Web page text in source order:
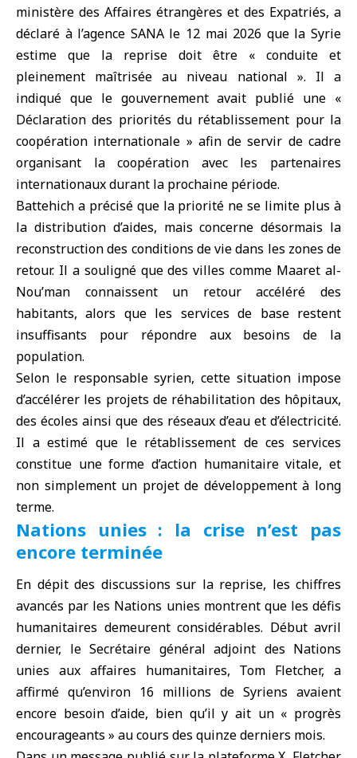
ministère des Affaires étrangères et des Expatriés, a
déclaré à l’agence SANA le 12 mai 2026 que la Syrie
estime que la reprise doit être « conduite et
pleinement maîtrisée au niveau national ». Il a
indiqué que le gouvernement avait publié une «
Déclaration des priorités du rétablissement pour la
coopération internationale » afin de servir de cadre
organisant la coopération avec les partenaires
internationaux durant la prochaine période.
Battehich a précisé que la priorité ne se limite plus à
la distribution d’aides, mais concerne désormais la
reconstruction des conditions de vie dans les zones de
retour. Il a souligné que des villes comme Maaret al-
Nou’man connaissent un retour accéléré des
habitants, alors que les services de base restent
insuffisants pour répondre aux besoins de la
population.
Selon le responsable syrien, cette situation impose
d’accélérer les projets de réhabilitation des hôpitaux,
des écoles ainsi que des réseaux d’eau et d’électricité.
Il a estimé que le rétablissement de ces services
constitue une forme d’action humanitaire vitale, et
non simplement un projet de développement à long
terme.
Nations unies : la crise n’est pas
encore terminée
En dépit des discussions sur la reprise, les chiffres
avancés par les Nations unies montrent que les défis
humanitaires demeurent considérables. Début avril
dernier, le Secrétaire général adjoint des Nations
unies aux affaires humanitaires, Tom Fletcher, a
affirmé qu’environ 16 millions de Syriens avaient
encore besoin d’aide, bien qu’il y ait un « progrès
encourageants » au cours des quinze derniers mois.